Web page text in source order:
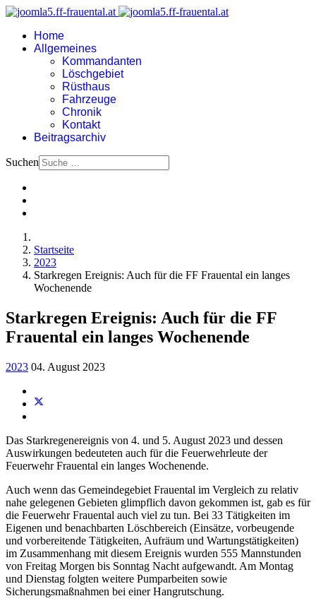
Home
Allgemeines
Kommandanten
Löschgebiet
Rüsthaus
Fahrzeuge
Chronik
Kontakt
Beitragsarchiv
Suchen
Startseite
2023
Starkregen Ereignis: Auch für die FF Frauental ein langes
Wochenende
Starkregen Ereignis: Auch für die FF
Frauental ein langes Wochenende
2023 04. August 2023
Das Starkregenereignis von 4. und 5. August 2023 und dessen
Auswirkungen bedeuteten auch für die Feuerwehrleute der
Feuerwehr Frauental ein langes Wochenende.
Auch wenn das Gemeindegebiet Frauental im Vergleich zu relativ
nahe gelegenen Gebieten glimpflich davon gekommen ist, gab es für
die Feuerwehr Frauental auch viel zu tun. Bei 33 Tätigkeiten im
Eigenen und benachbarten Löschbereich (Einsätze, vorbeugende
und vorbereitende Tätigkeiten, Aufräum und Wartungstätigkeiten)
im Zusammenhang mit diesem Ereignis wurden 555 Mannstunden
von Freitag Morgen bis Sonntag Nacht aufgewandt. Am Montag
und Dienstag folgten weitere Pumparbeiten sowie
Sicherungsmaßnahmen bei einer Hangrutschung.